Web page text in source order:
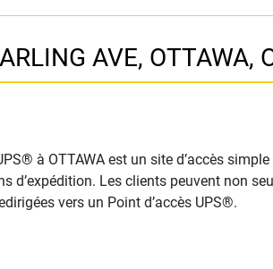
AVE, OTTAWA,
à OTTAWA est un site d’accès
Les clients peuvent non
vers un Point d’accès UPS®.